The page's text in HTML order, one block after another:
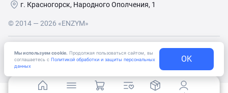
Мы используем cookie. Продолжая пользоваться сайтом, вы
соглашаетесь с Политикой обработки и защиты персональных
данных
OK
г. Красногорск, Народного Ополчения, 1
© 2014 — 2026 «ENZYM»
на получение рекламно-информационных
материалов